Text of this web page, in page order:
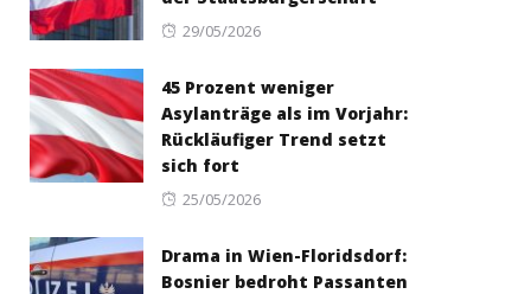
Posted
29/05/2026
45 Prozent weniger
Asylanträge als im Vorjahr:
Rückläufiger Trend setzt
sich fort
Posted
25/05/2026
Drama in Wien-Floridsdorf:
Bosnier bedroht Passanten